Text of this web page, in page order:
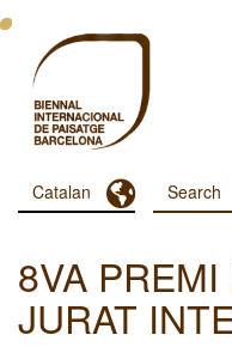
Vés
contingut
Menu
Principal
Dashboard
Catalan Toggle
8VA
JURAT